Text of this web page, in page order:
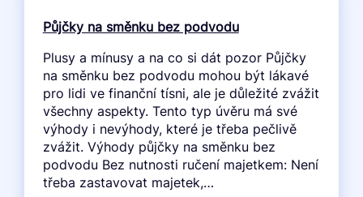
Půjčky na směnku bez podvodu
Plusy a mínusy a na co si dát pozor Půjčky
na směnku bez podvodu mohou být lákavé
pro lidi ve finanční tísni, ale je důležité zvážit
všechny aspekty. Tento typ úvěru má své
výhody i nevýhody, které je třeba pečlivě
zvážit. Výhody půjčky na směnku bez
podvodu Bez nutnosti ručení majetkem: Není
třeba zastavovat majetek,…